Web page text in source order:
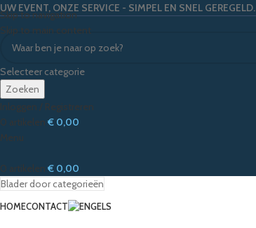
Skip to navigation
Skip to main content
UW EVENT, ONZE SERVICE - SIMPEL EN SNEL GEREGELD.
Selecteer categorie
Zoeken
Inloggen / Registreren
0 artikelen € 0,00
Menu
0 artikelen € 0,00
Blader door categorieën
HOMECONTACT